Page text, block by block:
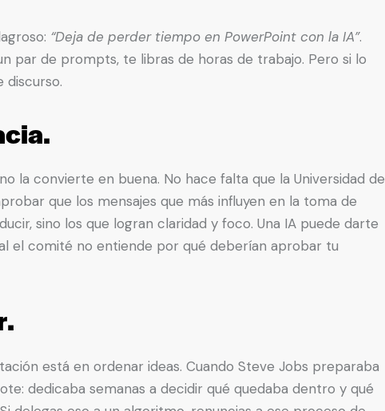
“Deja de perder tiempo en PowerPoint con la IA”.
par de prompts, te libras de horas de trabajo. Pero si lo
discurso.
la convierte en buena. No hace falta que la Universidad de
que los mensajes que más influyen en la toma de
sino los que logran claridad y foco. Una IA puede darte
el comité no entiende por qué deberían aprobar tu
está en ordenar ideas. Cuando Steve Jobs preparaba
dedicaba semanas a decidir qué quedaba dentro y qué